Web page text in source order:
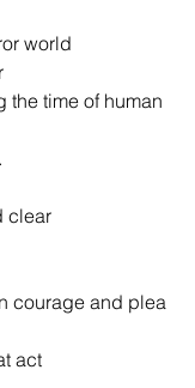
world
the time of human
clear
courage and plea
act